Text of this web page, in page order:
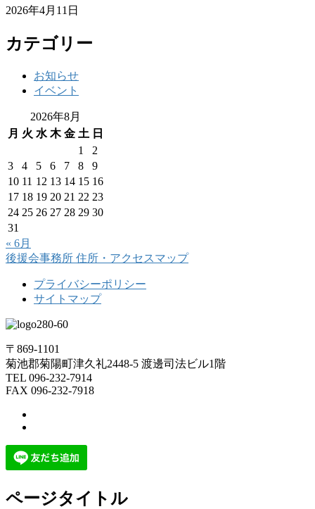
2026年4月11日
カテゴリー
お知らせ
イベント
2026年8月
月 火 水 木 金 土 日
1
2
3
4 5 6 7 8
9
10 11 12 13 14 15 16
17 18 19 20 21 22 23
24 25 26 27 28 29 30
31
« 6月
後援会事務所 住所・アクセスマップ
プライバシーポリシー
サイトマップ
〒869-1101
菊池郡菊陽町津久礼2448-5 渡邊司法ビル1階
TEL 096-232-7914
FAX 096-232-7918
ページタイトル